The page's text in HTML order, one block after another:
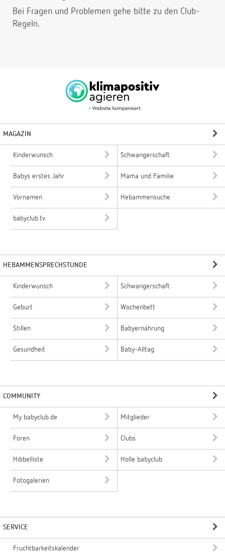
Bei Fragen und Problemen gehe bitte zu den Club-
Regeln.
MAGAZIN
Kinderwunsch Schwangerschaft
Babys erstes Jahr Mama und Familie
Vornamen Hebammensuche
babyclub.tv
HEBAMMENSPRECHSTUNDE
Kinderwunsch Schwangerschaft
Geburt Wochenbett
Stillen Babyernährung
Gesundheit Baby-Alltag
COMMUNITY
My babyclub.de Mitglieder
Foren Clubs
Hibbelliste Holle babyclub
Fotogalerien
SERVICE
Fruchtbarkeitskalender